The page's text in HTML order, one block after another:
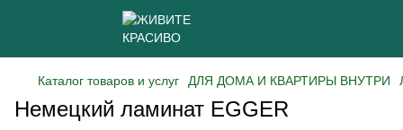
Каталог товаров и услуг ДЛЯ ДОМА И КВАРТИРЫ ВНУТРИ
Немецкий ламинат EGGER